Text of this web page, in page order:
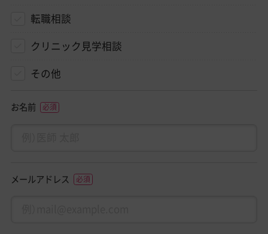
転職相談
クリニック見学相談
その他
お名前
メールアドレス